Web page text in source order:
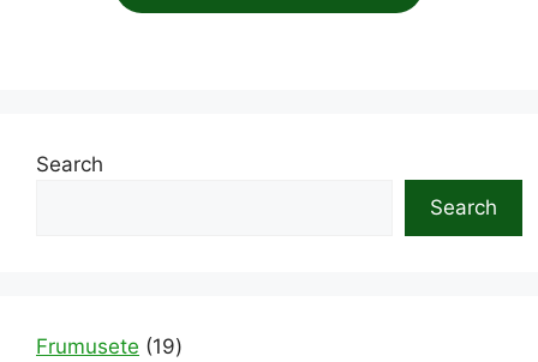
Search
Search
Frumusete 1919